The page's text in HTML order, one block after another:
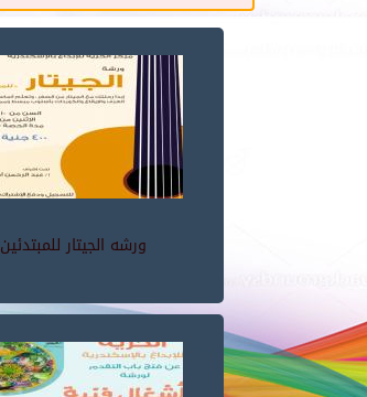
ورشه الجيتار للمبتدئين